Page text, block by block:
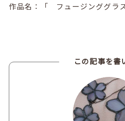
作品名：「 フュージンググ
この記事を書